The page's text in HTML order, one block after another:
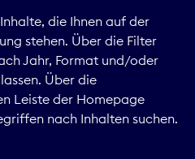
die Ihnen auf der
stehen. Über die Filter
Jahr, Format und/oder
Über die
Leiste der Homepage
nach Inhalten suchen.